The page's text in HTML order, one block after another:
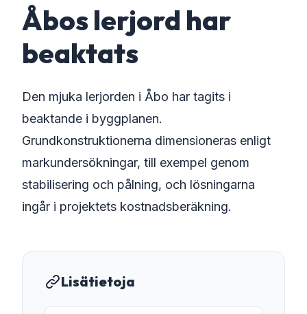
Åbos lerjord har
beaktats
Den mjuka lerjorden i Åbo har tagits i
beaktande i byggplanen.
Grundkonstruktionerna dimensioneras enligt
markundersökningar, till exempel genom
stabilisering och pålning, och lösningarna
ingår i projektets kostnadsberäkning.
Lisätietoja